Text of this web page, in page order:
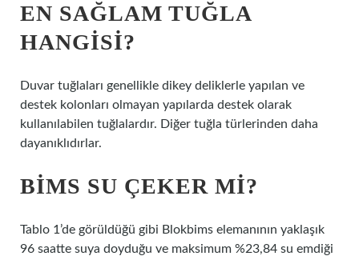
EN SAĞLAM TUĞLA
HANGISI?
Duvar tuğlaları genellikle dikey deliklerle yapılan ve
destek kolonları olmayan yapılarda destek olarak
kullanılabilen tuğlalardır. Diğer tuğla türlerinden daha
dayanıklıdırlar.
BIMS SU ÇEKER MI?
Tablo 1’de görüldüğü gibi Blokbims elemanının yaklaşık
96 saatte suya doyduğu ve maksimum %23,84 su emdiği